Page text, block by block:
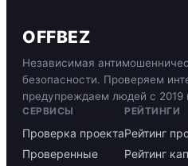
OFFBEZ
Независимая
безопасности. Проверяем
предупреждаем людей с 2019
СЕРВИСЫ
Проверка проекта
Проверенные
РЕЙТИНГИ
Рейтинг
Рейтинг